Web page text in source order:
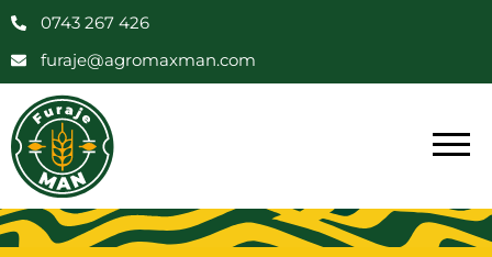
0743 267 426
furaje@agromaxman.com